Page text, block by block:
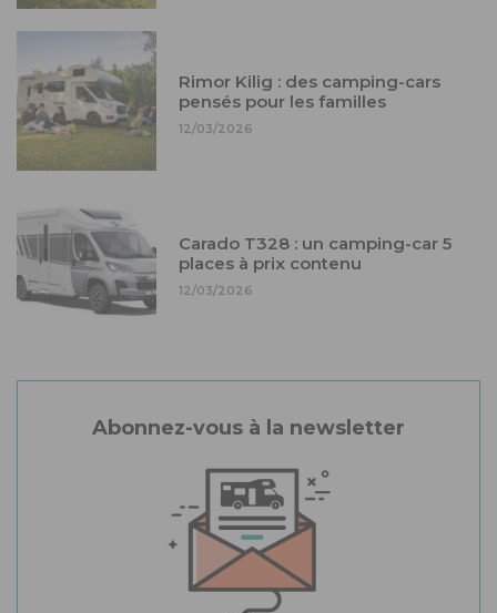
Rimor Kilig : des camping-cars
pensés pour les familles
12/03/2026
Carado T328 : un camping-car 5
places à prix contenu
12/03/2026
Abonnez-vous à la newsletter